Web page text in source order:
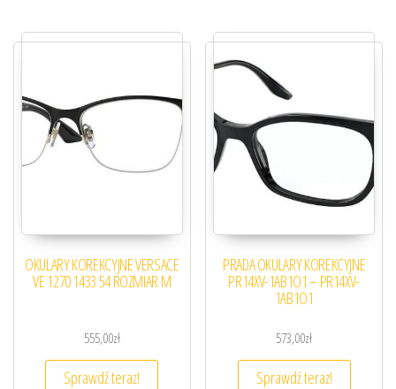
OKULARY KOREKCYJNE VERSACE
VE 1270 1433 54 ROZMIAR M
555,00zł
Sprawdź teraz!
PRADA OKULARY KOREKCYJNE
PR14XV-1AB1O1 – PR14XV-
1AB1O1
573,00zł
Sprawdź teraz!